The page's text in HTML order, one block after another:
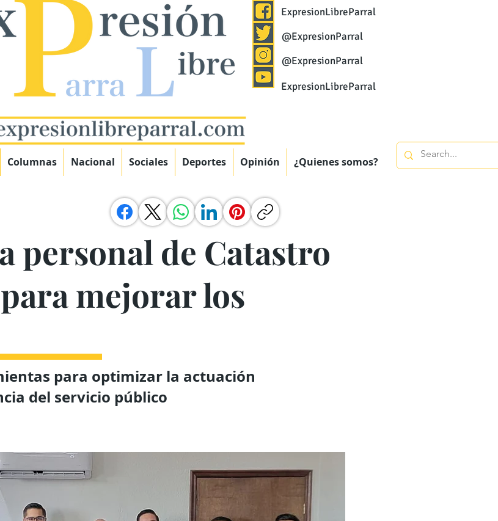
ExpresionLibreParral
@ExpresionParral
@ExpresionParral
ExpresionLibreParral
Columnas Nacional Sociales Deportes Opinión ¿Quienes somos?
personal de Catastro
mejorar los
para optimizar la actuación
del servicio público